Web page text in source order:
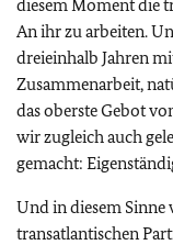
diesem Moment die
An ihr zu arbeiten.
dreieinhalb Jahren
Zusammenarbeit,
das oberste Gebot
wir zugleich auch
gemacht:
Und in diesem
transatlantischen